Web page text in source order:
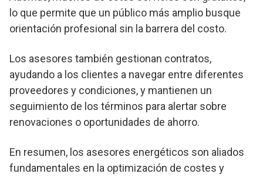
lo que permite que un público más amplio busque
orientación profesional sin la barrera del costo.
Los asesores también gestionan contratos,
ayudando a los clientes a navegar entre diferentes
proveedores y condiciones, y mantienen un
seguimiento de los términos para alertar sobre
renovaciones o oportunidades de ahorro.
En resumen, los asesores energéticos son aliados
fundamentales en la optimización de costes y